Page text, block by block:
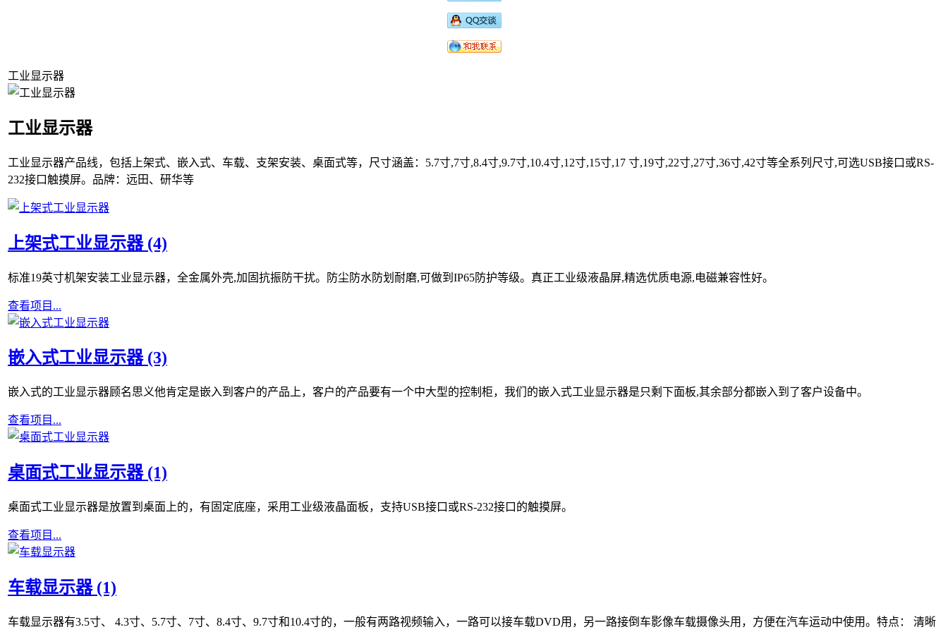
工业显示器
工业显示器
工业显示器产品线，包括上架式、嵌入式、车载、支架安装、桌面式等，尺寸涵盖： 5.7寸,7寸,8.4寸,9.7寸,10.4寸,12寸,15寸,17 寸,19寸,22寸,27寸,36寸,42寸等全系列尺寸,可选USB接口或RS-
232接口触摸屏。 品牌：远田、研华等
上架式工业显示器 (4)
标准19英寸机架安装工业显示器，全金属外壳,加固抗振防干扰。防尘防水防划耐磨,可做到IP65防护等级。真正工业级液晶屏,精选优质电源,电磁兼容性好。
查看项目...
嵌入式工业显示器 (3)
嵌入式的工业显示器顾名思义他肯定是嵌入到客户的产品上，客户的产品要有一个中大型的控制柜，我们的嵌入式工业显示器是只剩下面板,其余部分都嵌入到了客户设备中。
查看项目...
桌面式工业显示器 (1)
桌面式工业显示器是放置到桌面上的，有固定底座，采用工业级液晶面板，支持USB接口或RS-232接口的触摸屏。
查看项目...
车载显示器 (1)
车载显示器有3.5寸、 4.3寸、5.7寸、7寸、8.4寸、9.7寸和10.4寸的，一般有两路视频输入，一路可以接车载DVD用，另一路接倒车影像车载摄像头用，方便在汽车运动中使用。特点： 清晰